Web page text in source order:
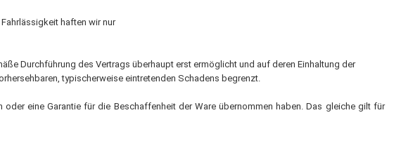
haften wir nur
Durchführung des Vertrags überhaupt erst ermöglicht und auf deren Einhaltung der
typischerweise eintretenden Schadens begrenzt.
eine Garantie für die Beschaffenheit der Ware übernommen haben. Das gleiche gilt für